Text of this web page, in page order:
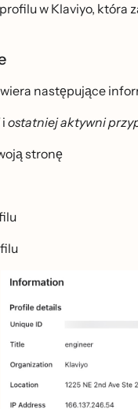
w Klaviyo, która
następujące
i ostatniej aktywni
stronę